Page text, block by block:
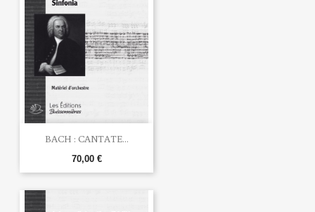
BACH : CANTATE...
70,00 €